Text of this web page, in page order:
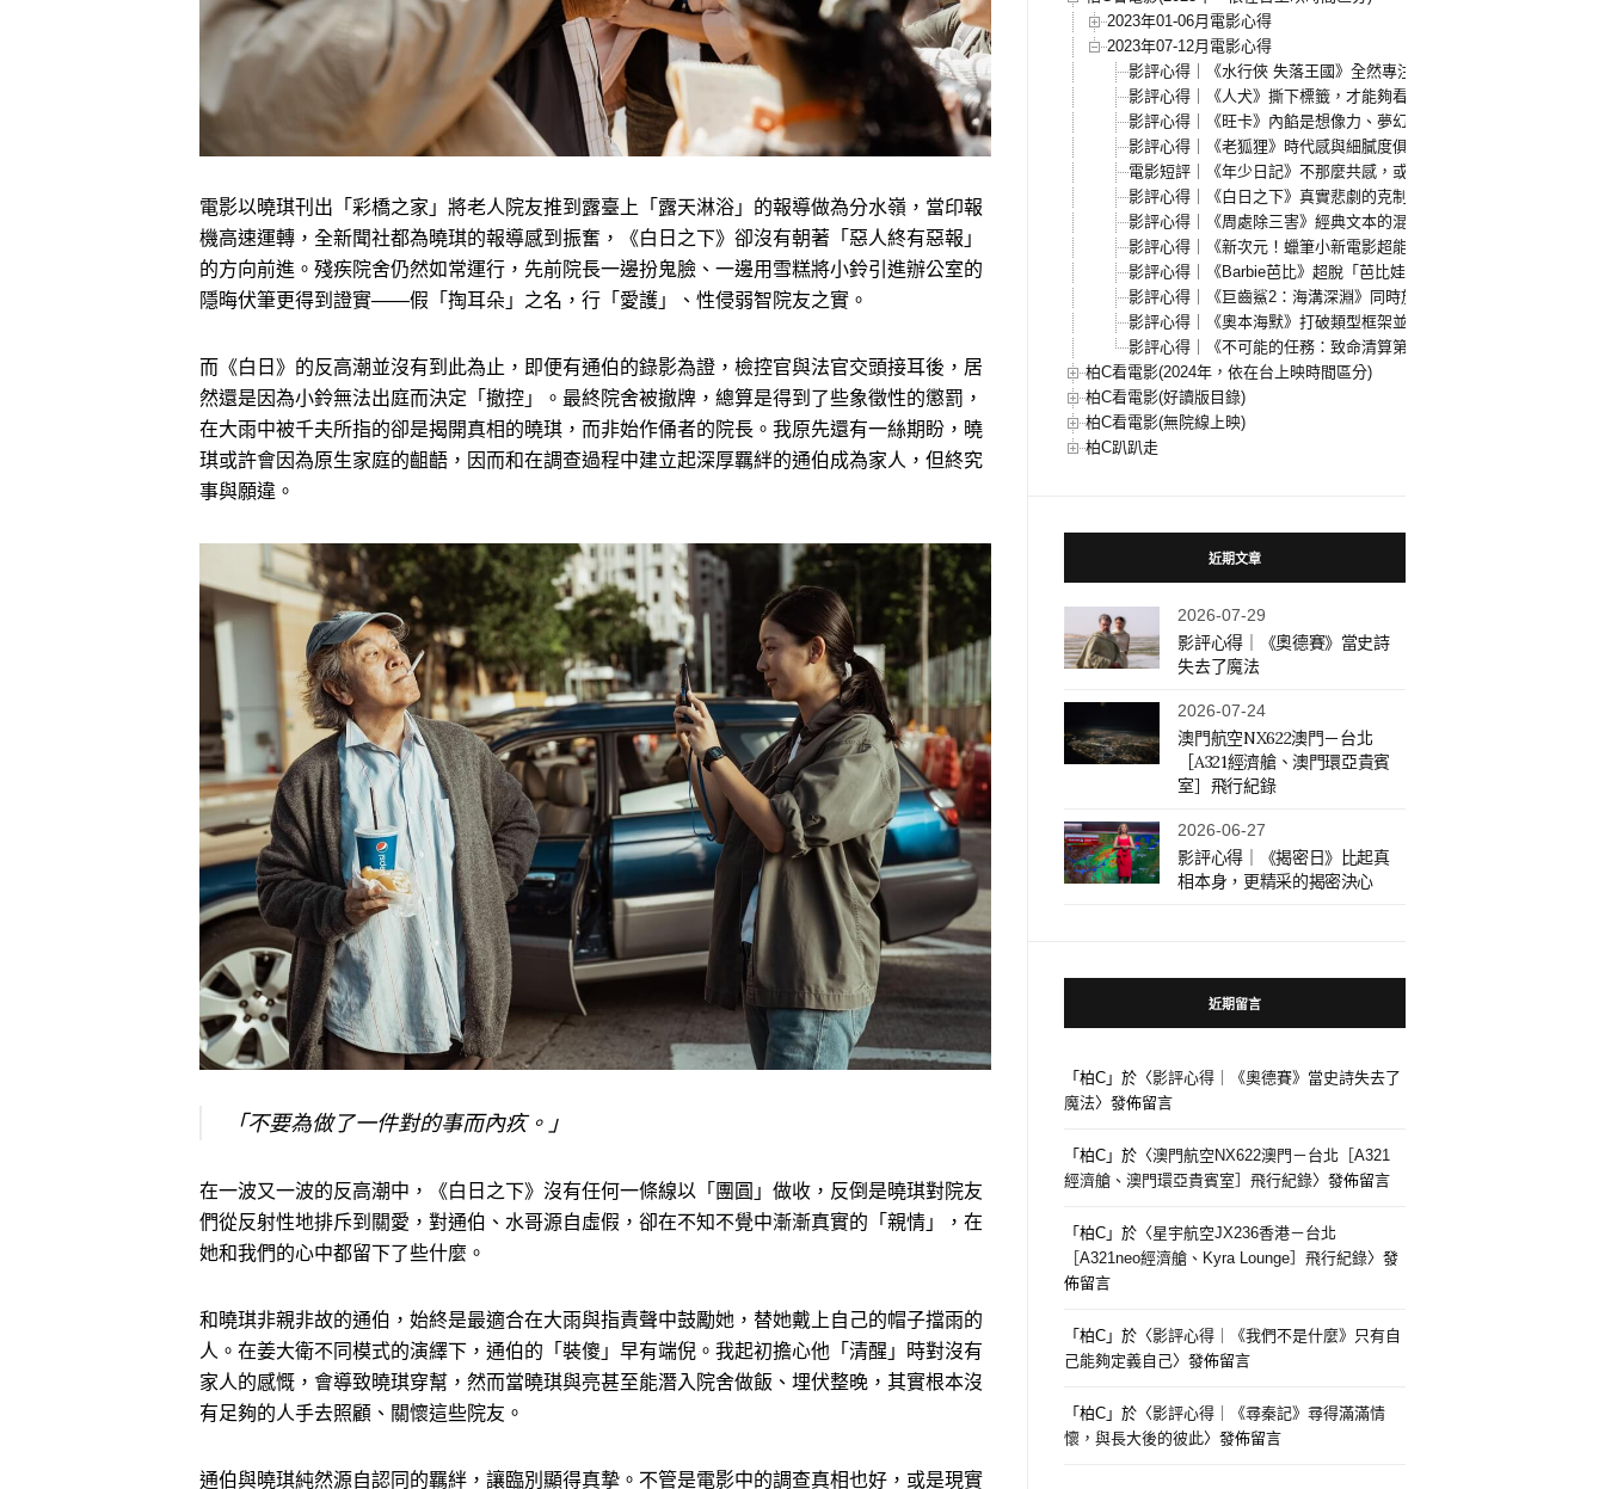
電影以曉琪刊出「彩橋之家」將老人院友推到露臺上「露天淋浴」的報導做為分水嶺，當印報
機高速運轉，全新聞社都為曉琪的報導感到振奮，《白日之下》卻沒有朝著「惡人終有惡報」
的方向前進。殘疾院舍仍然如常運行，先前院長一邊扮鬼臉、一邊用雪糕將小鈴引進辦公室的
隱晦伏筆更得到證實——假「掏耳朵」之名，行「愛護」、性侵弱智院友之實。
而《白日》的反高潮並沒有到此為止，即便有通伯的錄影為證，檢控官與法官交頭接耳後，居
然還是因為小鈴無法出庭而決定「撤控」。最終院舍被撤牌，總算是得到了些象徵性的懲罰，
在大雨中被千夫所指的卻是揭開真相的曉琪，而非始作俑者的院長。我原先還有一絲期盼，曉
琪或許會因為原生家庭的齟齬，因而和在調查過程中建立起深厚羈絆的通伯成為家人，但終究
事與願違。
「不要為做了一件對的事而內疚。」
在一波又一波的反高潮中，《白日之下》沒有任何一條線以「團圓」做收，反倒是曉琪對院友
們從反射性地排斥到關愛，對通伯、水哥源自虛假，卻在不知不覺中漸漸真實的「親情」，在
她和我們的心中都留下了些什麼。
和曉琪非親非故的通伯，始終是最適合在大雨與指責聲中鼓勵她，替她戴上自己的帽子擋雨的
人。在姜大衛不同模式的演繹下，通伯的「裝傻」早有端倪。我起初擔心他「清醒」時對沒有
家人的感慨，會導致曉琪穿幫，然而當曉琪與亮甚至能潛入院舍做飯、埋伏整晚，其實根本沒
有足夠的人手去照顧、關懷這些院友。
通伯與曉琪純然源自認同的羈絆，讓臨別顯得真摯。不管是電影中的調查真相也好，或是現實
2023年01-06月電影心得
2023年07-12月電影心得
影評心得｜《水行俠 失落王國》全然專注娛樂，超多致敬根本以一抵
影評心得｜《人犬》撕下標籤，才能夠看見
影評心得｜《旺卡》內餡是想像力、夢幻感，和滿滿的甜茶魅力！
影評心得｜《老狐狸》時代感與細膩度俱足，然而意旨太過簡單
電影短評｜《年少日記》不那麼共感，或許是因為仍懷希望
影評心得｜《白日之下》真實悲劇的克制復現
影評心得｜《周處除三害》經典文本的混血新詮
影評心得｜《新次元！蠟筆小新電影超能力大決戰～飛吧！手卷壽司
影評心得｜《Barbie芭比》超脫「芭比娃娃」，然而神作未滿
影評心得｜《巨齒鯊2：海溝深淵》同時放大優缺點，結論就是爽度
影評心得｜《奧本海默》打破類型框架並重新定義「感同身受」
影評心得｜《不可能的任務：致命清算第一章》「少一味」的雙倍奉
柏C看電影(2024年，依在台上映時間區分)
柏C看電影(好讀版目錄)
柏C看電影(無院線上映)
柏C趴趴走
近期文章
2026-07-29
影評心得｜《奧德賽》當史詩
失去了魔法
2026-07-24
澳門航空NX622澳門－台北
［A321經濟艙、澳門環亞貴賓
室］飛行紀錄
2026-06-27
影評心得｜《揭密日》比起真
相本身，更精采的揭密決心
近期留言
「柏C 」於〈影評心得｜《奧德賽》當史詩失去了
魔法〉發佈留言
「柏C 」於〈澳門航空NX622澳門－台北［A321
經濟艙、澳門環亞貴賓室］飛行紀錄〉發佈留言
「柏C 」於〈星宇航空JX236香港－台北
［A321neo經濟艙、Kyra Lounge］飛行紀錄〉發
佈留言
「柏C 」於〈影評心得｜《我們不是什麼》只有自
己能夠定義自己〉發佈留言
「柏C 」於〈影評心得｜《尋秦記》尋得滿滿情
懷，與長大後的彼此〉發佈留言